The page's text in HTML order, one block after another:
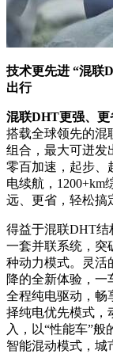
技术更先进 “混联
出行
混联DHT更强、更
搭载全球领先的混
组合，最大可迸发
零百加速，起步、
电续航，1200+km
远、更省，轻松搞
得益于混联DHT结
一套并联系统，突
种动力模式。灵活
降的全新体验，一
全程纯电驱动，畅
择纯电优先模式，
入，以“性能车”
智能混动模式，城